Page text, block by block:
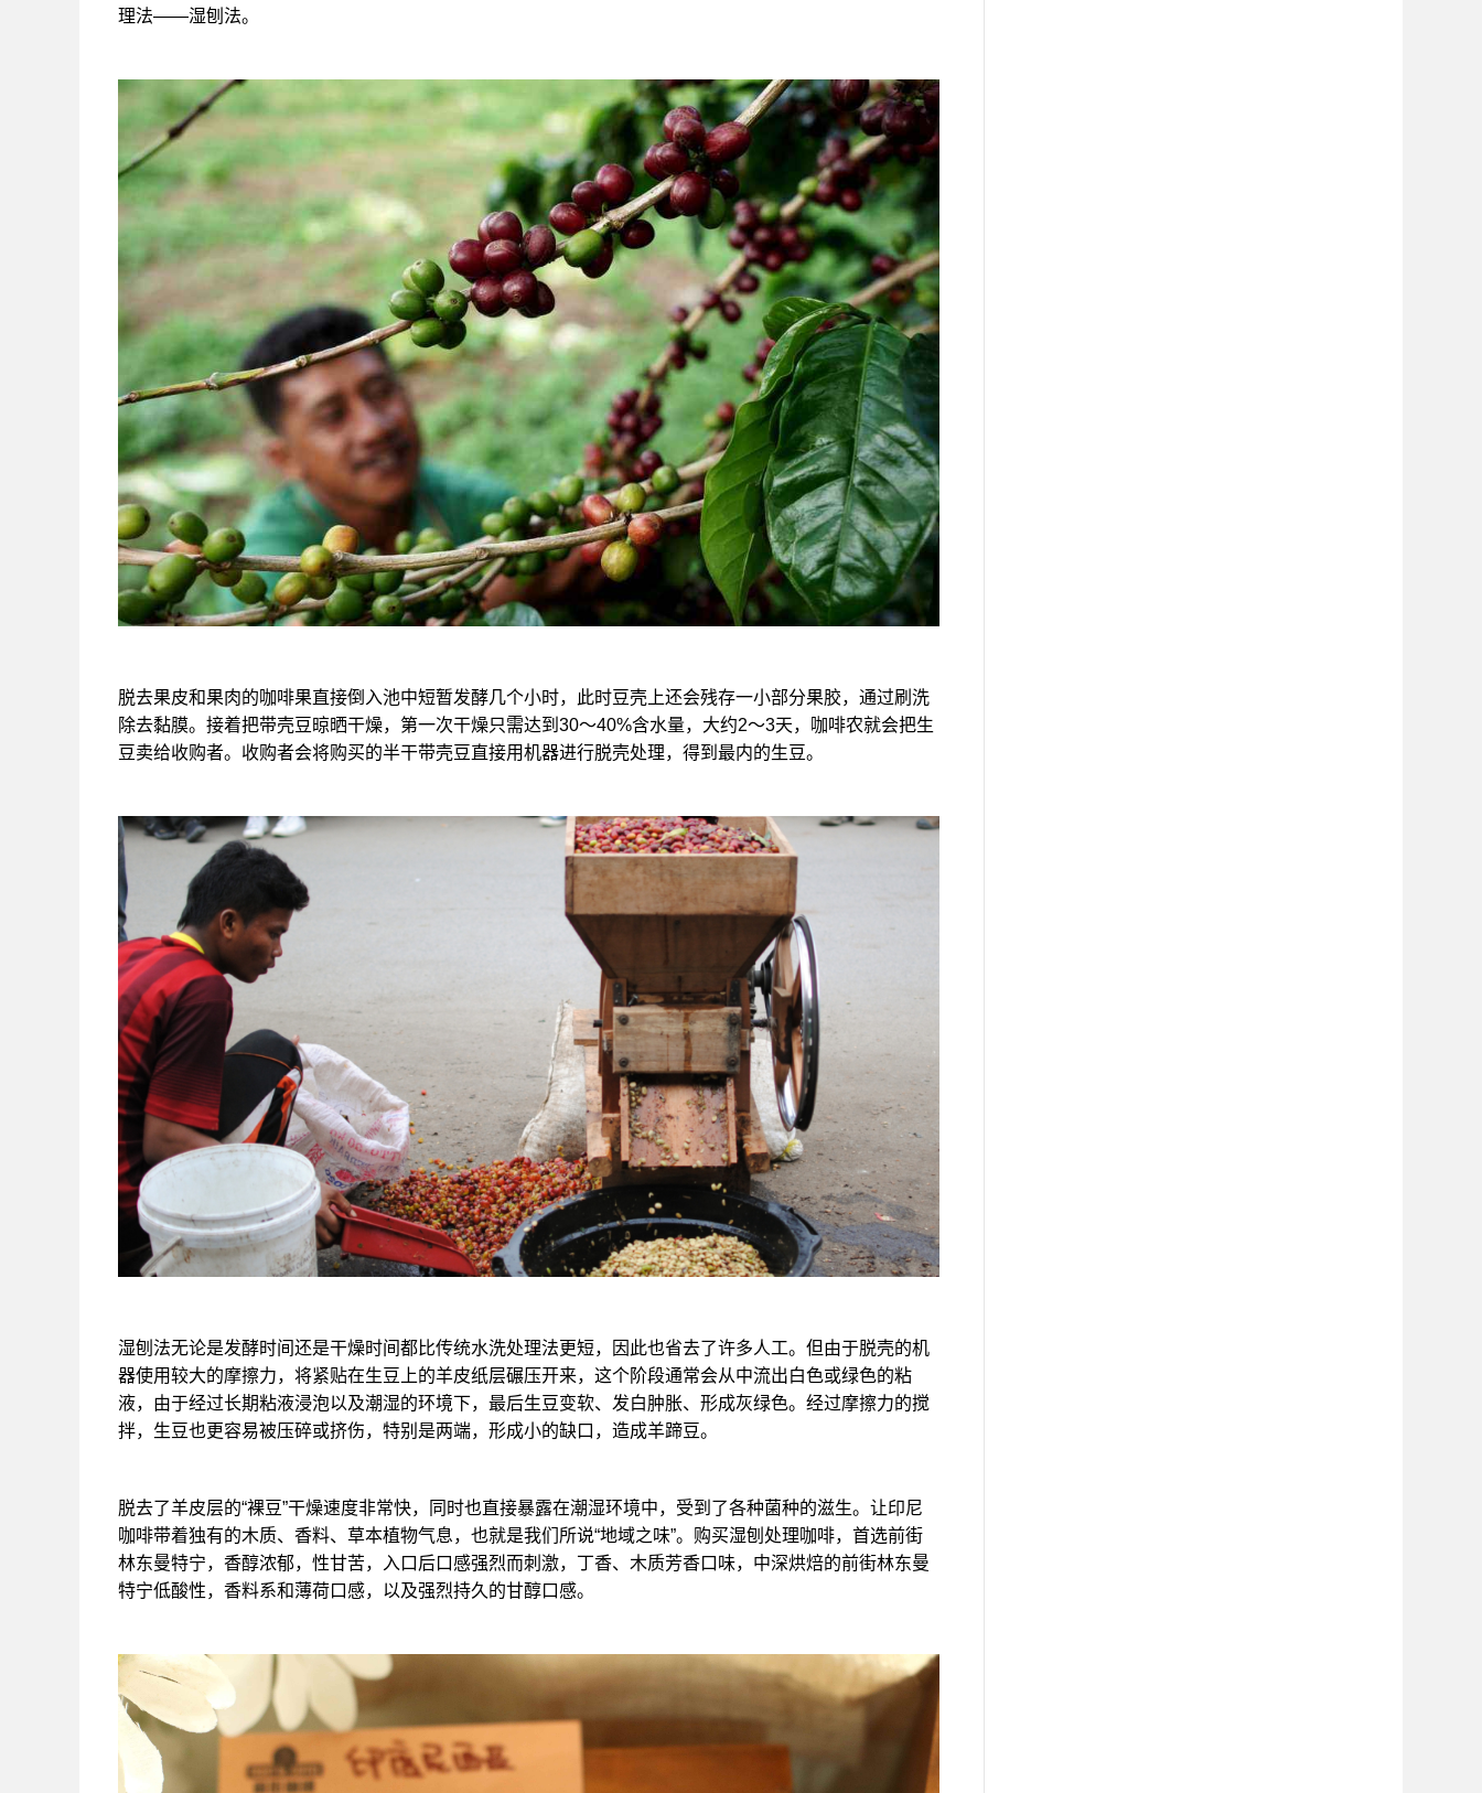
理法——湿刨法。
脱去果皮和果肉的咖啡果直接倒入池中短暂发酵几个小时，此时豆壳上还会残存一小部分果胶，通过刷洗
除去黏膜。接着把带壳豆晾晒干燥，第一次干燥只需达到30～40%含水量，大约2～3天，咖啡农就会把生
豆卖给收购者。收购者会将购买的半干带壳豆直接用机器进行脱壳处理，得到最内的生豆。
湿刨法无论是发酵时间还是干燥时间都比传统水洗处理法更短，因此也省去了许多人工。但由于脱壳的机
器使用较大的摩擦力，将紧贴在生豆上的羊皮纸层碾压开来，这个阶段通常会从中流出白色或绿色的粘
液，由于经过长期粘液浸泡以及潮湿的环境下，最后生豆变软、发白肿胀、形成灰绿色。经过摩擦力的搅
拌，生豆也更容易被压碎或挤伤，特别是两端，形成小的缺口，造成羊蹄豆。
脱去了羊皮层的“裸豆”干燥速度非常快，同时也直接暴露在潮湿环境中，受到了各种菌种的滋生。让印尼
咖啡带着独有的木质、香料、草本植物气息，也就是我们所说“地域之味”。购买湿刨处理咖啡，首选前街
林东曼特宁，香醇浓郁，性甘苦，入口后口感强烈而刺激，丁香、木质芳香口味，中深烘焙的前街林东曼
特宁低酸性，香料系和薄荷口感，以及强烈持久的甘醇口感。